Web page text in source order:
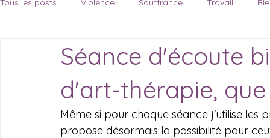
A Cœur & Accord Acceptation de soi, tolérance
Séance d'écoute
d'art-thérapie,
Même si pour chaque séance j'utilise les
propose désormais la possibilité pour